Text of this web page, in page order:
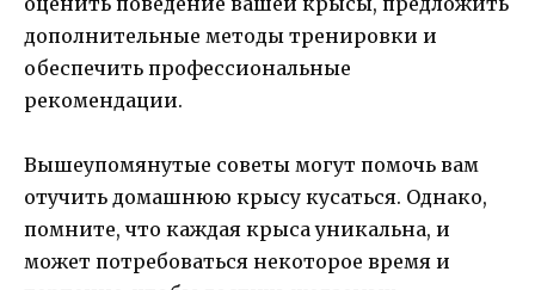
дополнительные методы тренировки и
обеспечить профессиональные
рекомендации.
Вышеупомянутые советы могут помочь вам
отучить домашнюю крысу кусаться. Однако,
помните, что каждая крыса уникальна, и
может потребоваться некоторое время и